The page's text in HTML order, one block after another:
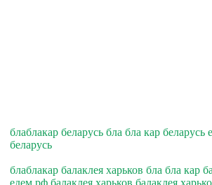
блаблакар беларусь бла бла кар беларусь
беларусь
блаблакар балаклея харьков бла бла кар
едем.рф балаклея харьков балаклея